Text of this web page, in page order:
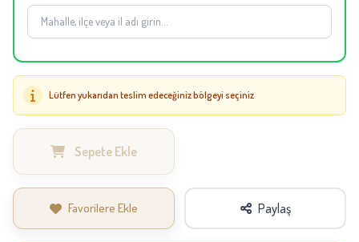
Lütfen yukarıdan teslim edeceğiniz bölgeyi seçiniz
Sepete Ekle
Favorilere Ekle Paylaş